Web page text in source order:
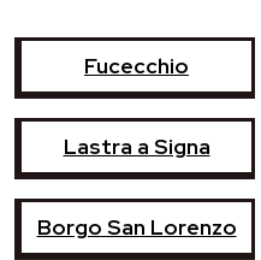
Fucecchio
Lastra a Signa
Borgo San Lorenzo